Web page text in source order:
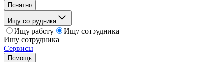
Понятно
Ищу сотрудника
Ищу работу
Ищу сотрудника
Ищу сотрудника
Сервисы
Помощь